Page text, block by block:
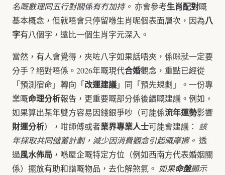
名嘅數理同五行對關係有冇加持。 亦會參考生肖配對嘅
基本概念，但就唔會只停留喺生肖呢個表面層次，因為八
字有八個字，遠比一個生肖字元深入。
當然，有人會覺得，夾咗八字如果話唔夾，係咪就一定要
分手？絕對唔係。2026年嘅現代合婚觀念，重點已經從
「預測宿命」轉向「改運建議」同「預先規劃」。一份專
業嘅命理分析報告，更重要嘅部分係後續嘅建議。例如，
如果算出某年雙方容易因錢銀爭吵（可能係流年運勢影響
財運分析），咁師傅或者業界專業人士可能會建議： 該
年採取共同儲蓄計劃，減少因消費觀念引起嘅摩擦。 透
過風水佈局 ，喺屋企嘅特定方位（例如西南方代表婚姻關
係）擺放有助和諧嘅物品，去化解煞氣。 如果命盤顯示